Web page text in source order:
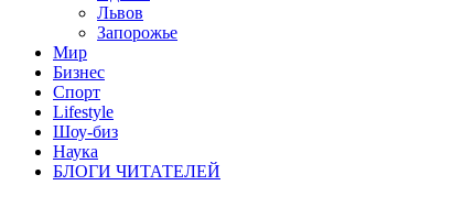
Львов
Запорожье
Мир
Бизнес
Спорт
Lifestyle
Шоу-биз
Наука
БЛОГИ ЧИТАТЕЛЕЙ